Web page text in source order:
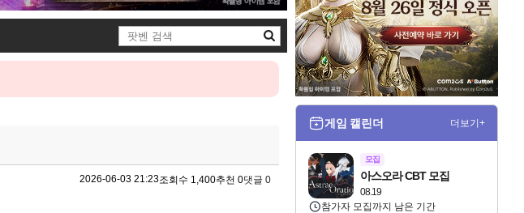
검
색
2026-06-03 21:23조회수 1,400추천 0댓글 0
게임 캘린더 더보기+
모집
08.19
아스오라 CBT 모집
참가자 모집까지 남은 기간